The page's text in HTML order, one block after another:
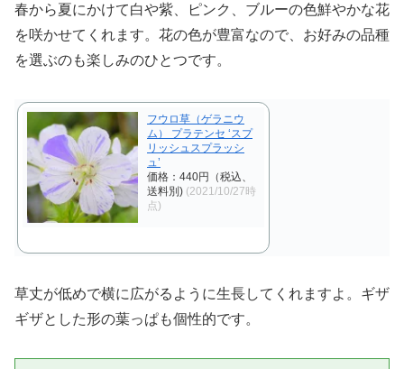
春から夏にかけて白や紫、ピンク、ブルーの色鮮やかな花
を咲かせてくれます。花の色が豊富なので、お好みの品種
を選ぶのも楽しみのひとつです。
フウロ草（ゲラニウ
ム） プラテンセ ‘スプ
リッシュスプラッシ
ュ’
価格：440円（税込、
送料別) (2021/10/27時
点)
草丈が低めで横に広がるように生長してくれますよ。ギザ
ギザとした形の葉っぱも個性的です。